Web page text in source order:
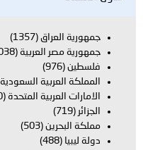
جمهورية العراق (1357)
جمهورية مصر العربية (1038)
فلسطين (976)
المملكة العربية السعودية
الامارات العربية المتحدة (740)
الجزائر (719)
مملكة البحرين (503)
دولة ليبيا (488)